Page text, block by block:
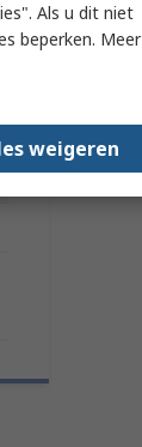
Als u dit niet
beperken. Meer
weigeren